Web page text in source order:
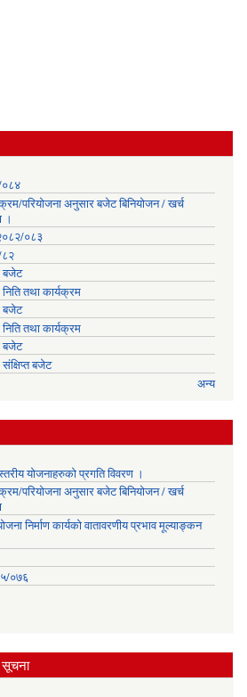
०८४
परियोजना अनुसार बजेट बिनियोजन / खर्च
।
०८३
८२
बजेट
तथा कार्यक्रम
बजेट
तथा कार्यक्रम
बजेट
बजेट
अन्य
योजनाहरुको प्रगति विवरण ।
परियोजना अनुसार बजेट बिनियोजन / खर्च
निर्माण कार्यको वातावरणीय प्रभाव मूल्याङ्कन
०७६
सूचना